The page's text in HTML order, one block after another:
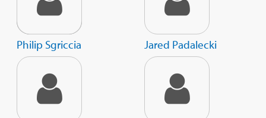
Philip Sgriccia Jared Padalecki